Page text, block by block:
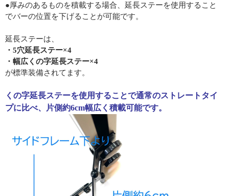
●厚みのあるものを積載する場合、延長ステーを使用すること
でバーの位置を下げることが可能です。
延長ステーは、
・5穴延長ステー×4
・幅広くの字延長ステー×4
が標準装備されてます。
くの字延長ステーを使用することで通常のストレートタイ
プに比べ、片側約6cm幅広く積載可能です。